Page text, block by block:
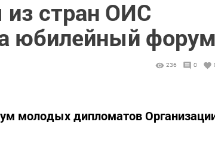
стран ОИС
юбилейный форум
236 0
молодых дипломатов